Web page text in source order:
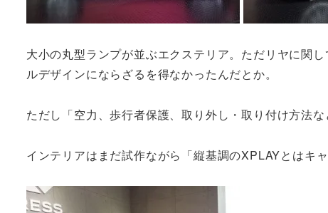
大小の丸型ランプが並ぶエクステリア。ただリヤに関
ルデザインにならざるを得なかったんだとか。
ただし「空力、歩行者保護、取り外し・取り付け方法
インテリアはまだ試作ながら「縦基調のXPLAYとはキ